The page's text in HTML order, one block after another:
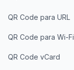
QR Code para URL
QR Code para Wi-Fi
QR Code vCard